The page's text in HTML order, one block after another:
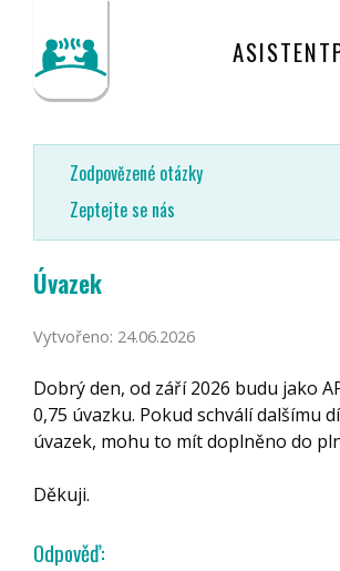
Zodpovězené otázky
Zeptejte se nás
Úvazek
Vytvořeno: 24.06.2026
Dobrý den, od září 2026 budu jako
0,75 úvazku. Pokud schválí dalšímu
úvazek, mohu to mít doplněno do
Děkuji.
Odpověď: